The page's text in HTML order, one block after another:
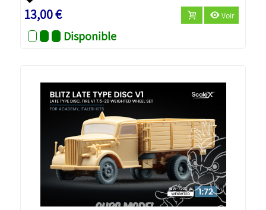
13,00 € Voir
Disponible